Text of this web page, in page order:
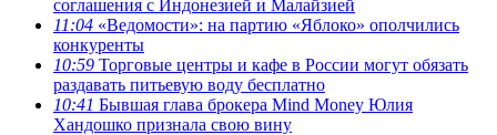
соглашения с Индонезией и Малайзией
11:04 «Ведомости»: на партию «Яблоко» ополчились
конкуренты
10:59 Торговые центры и кафе в России могут обязать
раздавать питьевую воду бесплатно
10:41 Бывшая глава брокера Mind Money Юлия
Хандошко признала свою вину